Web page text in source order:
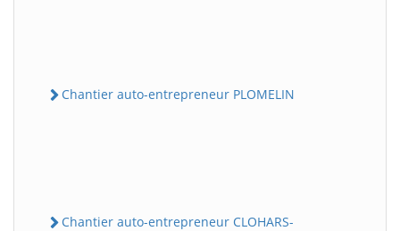
Chantier auto-entrepreneur PLOMELIN
Chantier auto-entrepreneur CLOHARS-